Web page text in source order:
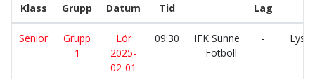
Klass Grupp Datum Tid Lag
Senior
Grupp
1
Lör
2025-
02-01
09:30
IFK Sunne
Fotboll
-